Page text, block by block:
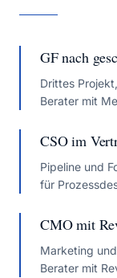
GF nach
Drittes
Berater mit
CSO im
Pipeline und
für
CMO mit
Marketing
Berater mit